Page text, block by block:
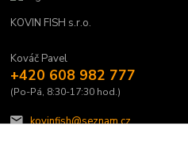
KOVIN FISH s.r.o.
Kováč Pavel
+420 608 982 777
(Po-Pá, 8:30-17:30 hod.)
kovinfish@seznam.cz